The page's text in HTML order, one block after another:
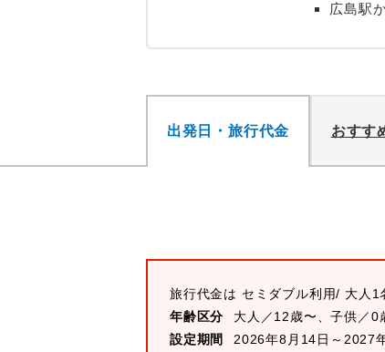
広島駅
出発日・旅行代金 おすす
旅行代金は セミダブル利用/ 大人1
年齢区分
大人／12歳〜、子供／
設定期間
2026年8月14日～2027